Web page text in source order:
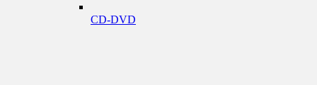
CD-DVD